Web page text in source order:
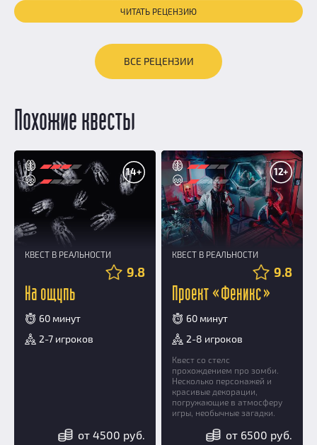
ЧИТАТЬ РЕЦЕНЗИЮ
ВСЕ РЕЦЕНЗИИ
Похожие квесты
14+
КВЕСТ В РЕАЛЬНОСТИ
9.8
На ощупь
60 минут
2-7 игроков
от 4500 руб.
12+
КВЕСТ В РЕАЛЬНОСТИ
9.8
Проект «Феникс»
60 минут
2-8 игроков
Квест со стелс
прохождением про зомби.
Несколько персонажей и
красивые декорации,
погружающие в атмосферу
игры, необычные загадки.
от 6500 руб.